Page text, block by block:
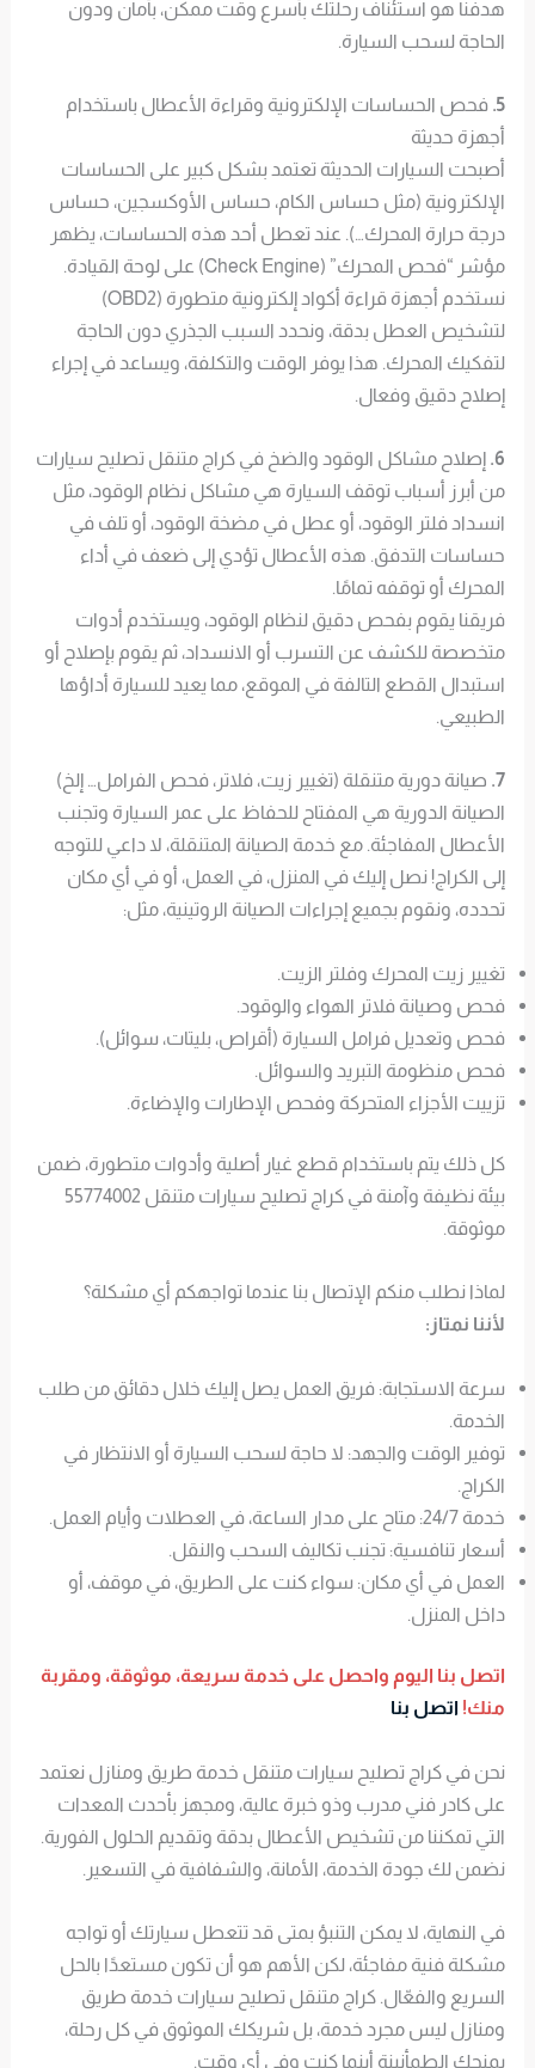
هدفنا هو استئناف رحلتك بأسرع وقت ممكن، بأمان ودون
الحاجة لسحب السيارة.
5. فحص الحساسات الإلكترونية وقراءة الأعطال باستخدام
أجهزة حديثة
أصبحت السيارات الحديثة تعتمد بشكل كبير على الحساسات
الإلكترونية (مثل حساس الكام، حساس الأوكسجين، حساس
درجة حرارة المحرك…). عند تعطل أحد هذه الحساسات، يظهر
مؤشر “فحص المحرك” (Check Engine) على لوحة القيادة.
نستخدم أجهزة قراءة أكواد إلكترونية متطورة (OBD2)
لتشخيص العطل بدقة، ونحدد السبب الجذري دون الحاجة
لتفكيك المحرك. هذا يوفر الوقت والتكلفة، ويساعد في إجراء
إصلاح دقيق وفعال.
6. إصلاح مشاكل الوقود والضخ في كراج متنقل تصليح سيارات
من أبرز أسباب توقف السيارة هي مشاكل نظام الوقود، مثل
انسداد فلتر الوقود، أو عطل في مضخة الوقود، أو تلف في
حساسات التدفق. هذه الأعطال تؤدي إلى ضعف في أداء
المحرك أو توقفه تمامًا.
فريقنا يقوم بفحص دقيق لنظام الوقود، ويستخدم أدوات
متخصصة للكشف عن التسرب أو الانسداد، ثم يقوم بإصلاح أو
استبدال القطع التالفة في الموقع، مما يعيد للسيارة أداؤها
الطبيعي.
7. صيانة دورية متنقلة (تغيير زيت، فلاتر، فحص الفرامل… إلخ)
الصيانة الدورية هي المفتاح للحفاظ على عمر السيارة وتجنب
الأعطال المفاجئة. مع خدمة الصيانة المتنقلة، لا داعي للتوجه
إلى الكراج! نصل إليك في المنزل، في العمل، أو في أي مكان
تحدده، ونقوم بجميع إجراءات الصيانة الروتينية، مثل:
تغيير زيت المحرك وفلتر الزيت.
فحص وصيانة فلاتر الهواء والوقود.
فحص وتعديل فرامل السيارة (أقراص، بليتات، سوائل).
فحص منظومة التبريد والسوائل.
تزييت الأجزاء المتحركة وفحص الإطارات والإضاءة.
كل ذلك يتم باستخدام قطع غيار أصلية وأدوات متطورة، ضمن
بيئة نظيفة وآمنة في كراج تصليح سيارات متنقل 55774002
موثوقة.
لماذا نطلب منكم الإتصال بنا عندما تواجهكم أي مشكلة؟
لأننا نمتاز:
سرعة الاستجابة: فريق العمل يصل إليك خلال دقائق من طلب
الخدمة.
توفير الوقت والجهد: لا حاجة لسحب السيارة أو الانتظار في
الكراج.
خدمة 24/7: متاح على مدار الساعة، في العطلات وأيام العمل.
أسعار تنافسية: تجنب تكاليف السحب والنقل.
العمل في أي مكان: سواء كنت على الطريق، في موقف، أو
داخل المنزل.
اتصل بنا اليوم واحصل على خدمة سريعة، موثوقة، ومقربة
منك! اتصل بنا
نحن في كراج تصليح سيارات متنقل خدمة طريق ومنازل نعتمد
على كادر فني مدرب وذو خبرة عالية، ومجهز بأحدث المعدات
التي تمكننا من تشخيص الأعطال بدقة وتقديم الحلول الفورية.
نضمن لك جودة الخدمة، الأمانة، والشفافية في التسعير.
في النهاية، لا يمكن التنبؤ بمتى قد تتعطل سيارتك أو تواجه
مشكلة فنية مفاجئة، لكن الأهم هو أن تكون مستعدًا بالحل
السريع والفعّال. كراج متنقل تصليح سيارات خدمة طريق
ومنازل ليس مجرد خدمة، بل شريكك الموثوق في كل رحلة،
يمنحك الطمأنينة أينما كنت وفي أي وقت.